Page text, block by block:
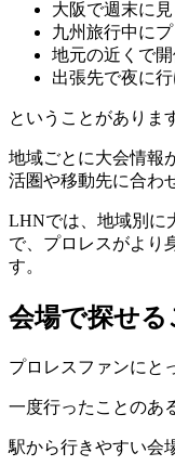
大阪で週末に
九州旅行中に
地元の近くで
出張先で夜に
ということがありま
地域ごとに大会情報
活圏や移動先に合わ
LHNでは、地域別に
で、プロレスがより
す。
会場で探せ
プロレスファンにと
一度行ったことのあ
駅から行きやすい会